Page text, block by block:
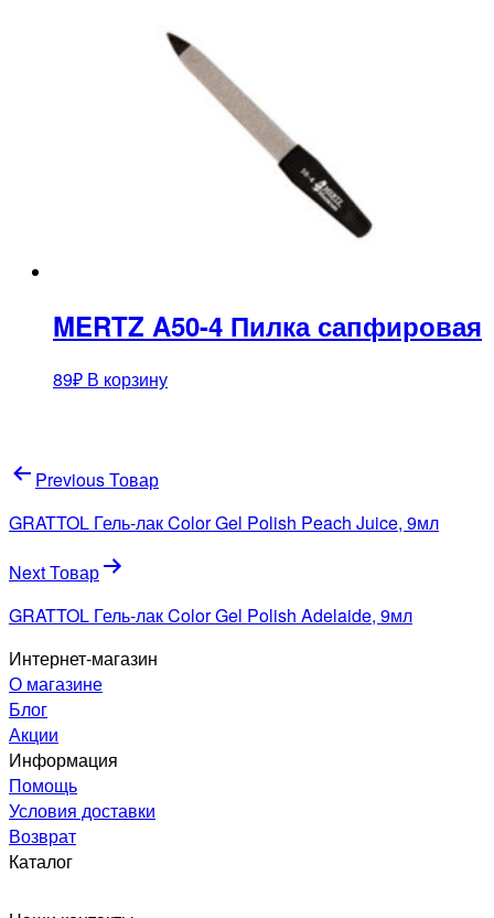
MERTZ A50-4 Пилка сапфировая
89₽ В корзину
Навигация
по
записям
Previous Товар
GRATTOL Гель-лак Color Gel Polish Peach Juice, 9мл
Next Товар
GRATTOL Гель-лак Color Gel Polish Adelaide, 9мл
Интернет-магазин
О магазине
Блог
Акции
Информация
Помощь
Условия доставки
Возврат
Каталог